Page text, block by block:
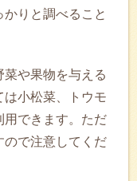
りと調べること
や果物を与える
は小松菜、トウモ
用できます。ただ
ので注意してくだ